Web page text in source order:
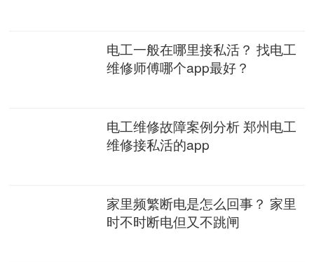
电工一般在哪里接私活？ 找电工
维修师傅哪个app最好？
电工维修故障案例分析 郑州电工
维修接私活的app
家里频繁断电是怎么回事？ 家里
时不时断电但又不跳闸